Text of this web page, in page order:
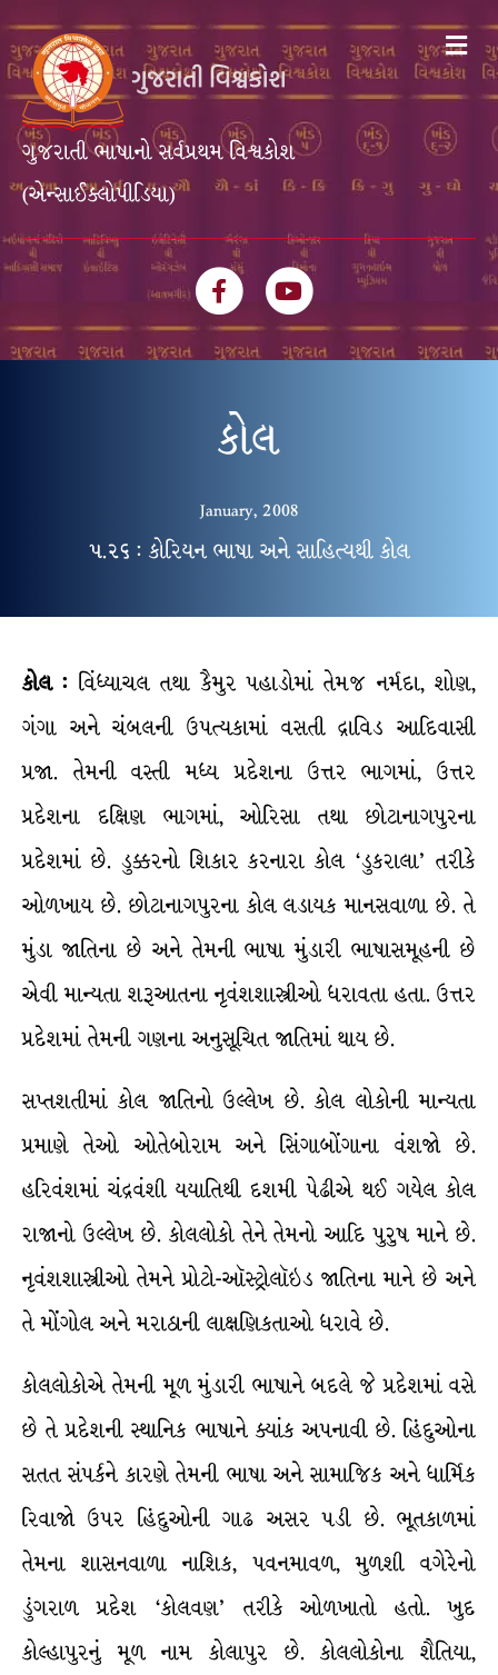
ગુજરાતી ભાષાનો સર્વપ્રથમ વિશ્વકોશ
(એન્સાઈક્લોપીડિયા)
FacebookYoutube
કોલ
January, 2008
૫.૨૬ : કોરિયન ભાષા અને સાહિત્યથી કોલ
કોલ : વિંધ્યાચલ તથા કૈમુર પહાડોમાં તેમજ નર્મદા, શોણ,
ગંગા અને ચંબલની ઉપત્યકામાં વસતી દ્રાવિડ આદિવાસી
પ્રજા. તેમની વસ્તી મધ્ય પ્રદેશના ઉત્તર ભાગમાં, ઉત્તર
પ્રદેશના દક્ષિણ ભાગમાં, ઓરિસા તથા છોટાનાગપુરના
પ્રદેશમાં છે. ડુક્કરનો શિકાર કરનારા કોલ ‘ડુકરાલા’ તરીકે
ઓળખાય છે. છોટાનાગપુરના કોલ લડાયક માનસવાળા છે. તે
મુંડા જાતિના છે અને તેમની ભાષા મુંડારી ભાષાસમૂહની છે
એવી માન્યતા શરૂઆતના નૃવંશશાસ્ત્રીઓ ધરાવતા હતા. ઉત્તર
પ્રદેશમાં તેમની ગણના અનુસૂચિત જાતિમાં થાય છે.
સપ્તશતીમાં કોલ જાતિનો ઉલ્લેખ છે. કોલ લોકોની માન્યતા
પ્રમાણે તેઓ ઓતેબોરામ અને સિંગાબોંગાના વંશજો છે.
હરિવંશમાં ચંદ્રવંશી યયાતિથી દશમી પેઢીએ થઈ ગયેલ કોલ
રાજાનો ઉલ્લેખ છે. કોલલોકો તેને તેમનો આદિ પુરુષ માને છે.
નૃવંશશાસ્ત્રીઓ તેમને પ્રોટો-ઑસ્ટ્રોલૉઇડ જાતિના માને છે અને
તે મોંગોલ અને મરાઠાની લાક્ષણિકતાઓ ધરાવે છે.
કોલલોકોએ તેમની મૂળ મુંડારી ભાષાને બદલે જે પ્રદેશમાં વસે
છે તે પ્રદેશની સ્થાનિક ભાષાને ક્યાંક અપનાવી છે. હિંદુઓના
સતત સંપર્કને કારણે તેમની ભાષા અને સામાજિક અને ધાર્મિક
રિવાજો ઉપર હિંદુઓની ગાઢ અસર પડી છે. ભૂતકાળમાં
તેમના શાસનવાળા નાશિક, પવનમાવળ, મુળશી વગેરેનો
ડુંગરાળ પ્રદેશ ‘કોલવણ’ તરીકે ઓળખાતો હતો. ખુદ
કોલ્હાપુરનું મૂળ નામ કોલાપુર છે. કોલલોકોના શૈતિયા,